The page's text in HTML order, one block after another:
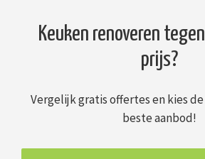
Keuken renoveren
prijs?
Vergelijk gratis offertes en kies
beste aanbod!